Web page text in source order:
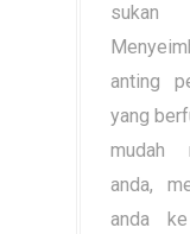
sukan
anting
yang
mudah
anda,
anda